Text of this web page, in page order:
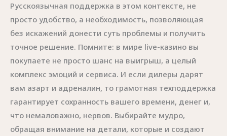
Русскоязычная поддержка в этом контексте, не
просто удобство, а необходимость, позволяющая
без искажений донести суть проблемы и получить
точное решение. Помните: в мире live-казино вы
покупаете не просто шанс на выигрыш, а целый
комплекс эмоций и сервиса. И если дилеры дарят
вам азарт и адреналин, то грамотная техподдержка
гарантирует сохранность вашего времени, денег и,
что немаловажно, нервов. Выбирайте мудро,
обращая внимание на детали, которые и создают